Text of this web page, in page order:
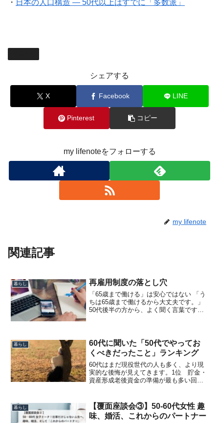
・ 日本の人口構造 — 50代以上はすでに「多数派」
シェアする
X Facebook LINE
Pinterest コピー
my lifenoteをフォローする
my lifenote
関連記事
暮らし 再雇用制度の落とし穴
「65歳まで働ける」は安心ではない 「う
ちは65歳まで働けるから大丈夫です。」
50代後半の方から、よく聞く言葉です。
かし、“働ける...
暮らし
60代に聞いた「50代でやってお
くべきだったこと」ランキング
60代はまだ現役世代の人も多く、より現
実的な後悔が見えてきます。1位 貯金・
資産形成老後資金の準備が最も多い回答
後のチャンスです。2位 仕事のスキルア
ップITや専...
暮らし
【覆面座談会③】50-60代女性 趣
味、婚活、これからのパートナー